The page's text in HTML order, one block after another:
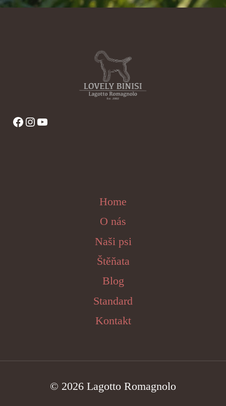
Facebook
Instagram
YouTube
Home
O nás
Naši psi
Štěňata
Blog
Standard
Kontakt
© 2026 Lagotto Romagnolo